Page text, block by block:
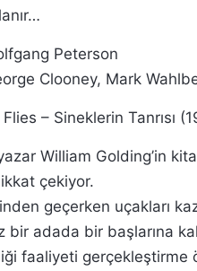
Peterson
Clooney, Mark
– Sineklerin Tanrısı
William Golding’in
çekiyor.
geçerken uçakları
bir adada bir başlarına
faaliyeti gerçekleştirme